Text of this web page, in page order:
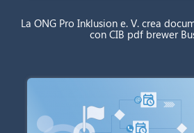
La ONG Pro Inklusion e. V. crea
con CIB pdf brewer